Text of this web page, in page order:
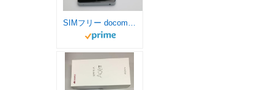
SIMフリー docomo Xperia Ace III SO-53C グレー スマートフォン本体